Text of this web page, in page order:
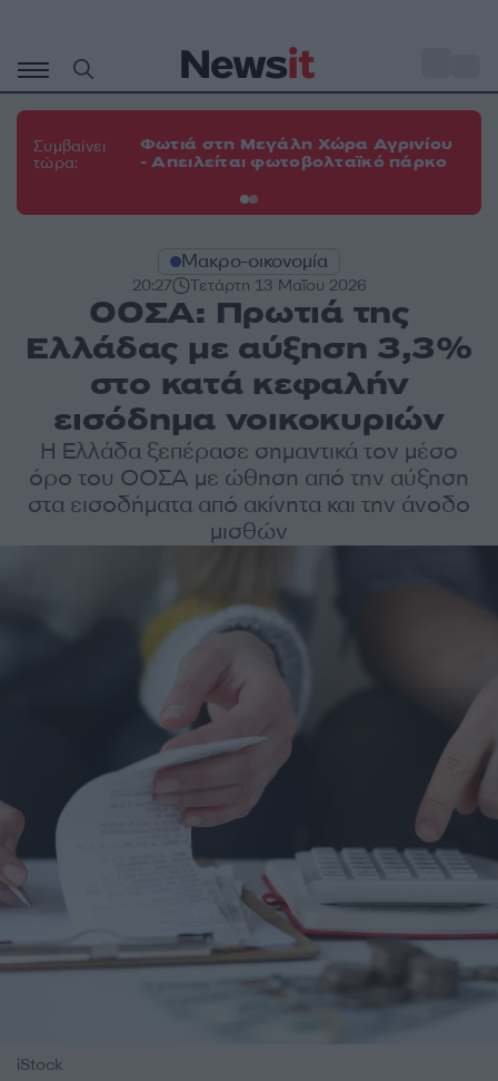
περιεχόμενο
Συμβαίνει
τώρα:
Φωτιά στη Μεγάλη Χώρα Αγρινίου
- Απειλείται φωτοβολταϊκό πάρκο
Μακρο-οικονομία
20:27 Τετάρτη 13 Μαΐου 2026
ΟΟΣΑ: Πρωτιά της
Ελλάδας με αύξηση 3,3%
στο κατά κεφαλήν
εισόδημα νοικοκυριών
Η Ελλάδα ξεπέρασε σημαντικά τον μέσο
όρο του ΟΟΣΑ με ώθηση από την αύξηση
στα εισοδήματα από ακίνητα και την άνοδο
μισθών
iStock